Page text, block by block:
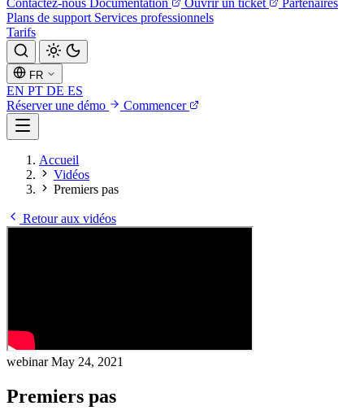
Contactez-nous Documentation Ouvrir un ticket
Partenaires
Plans de support Services professionnels
Tarifs
FR
EN PT DE ES
Réserver une démo
Commencer
Accueil
Vidéos
Premiers pas
Retour aux vidéos
webinarMay 24, 2021
Premiers pas